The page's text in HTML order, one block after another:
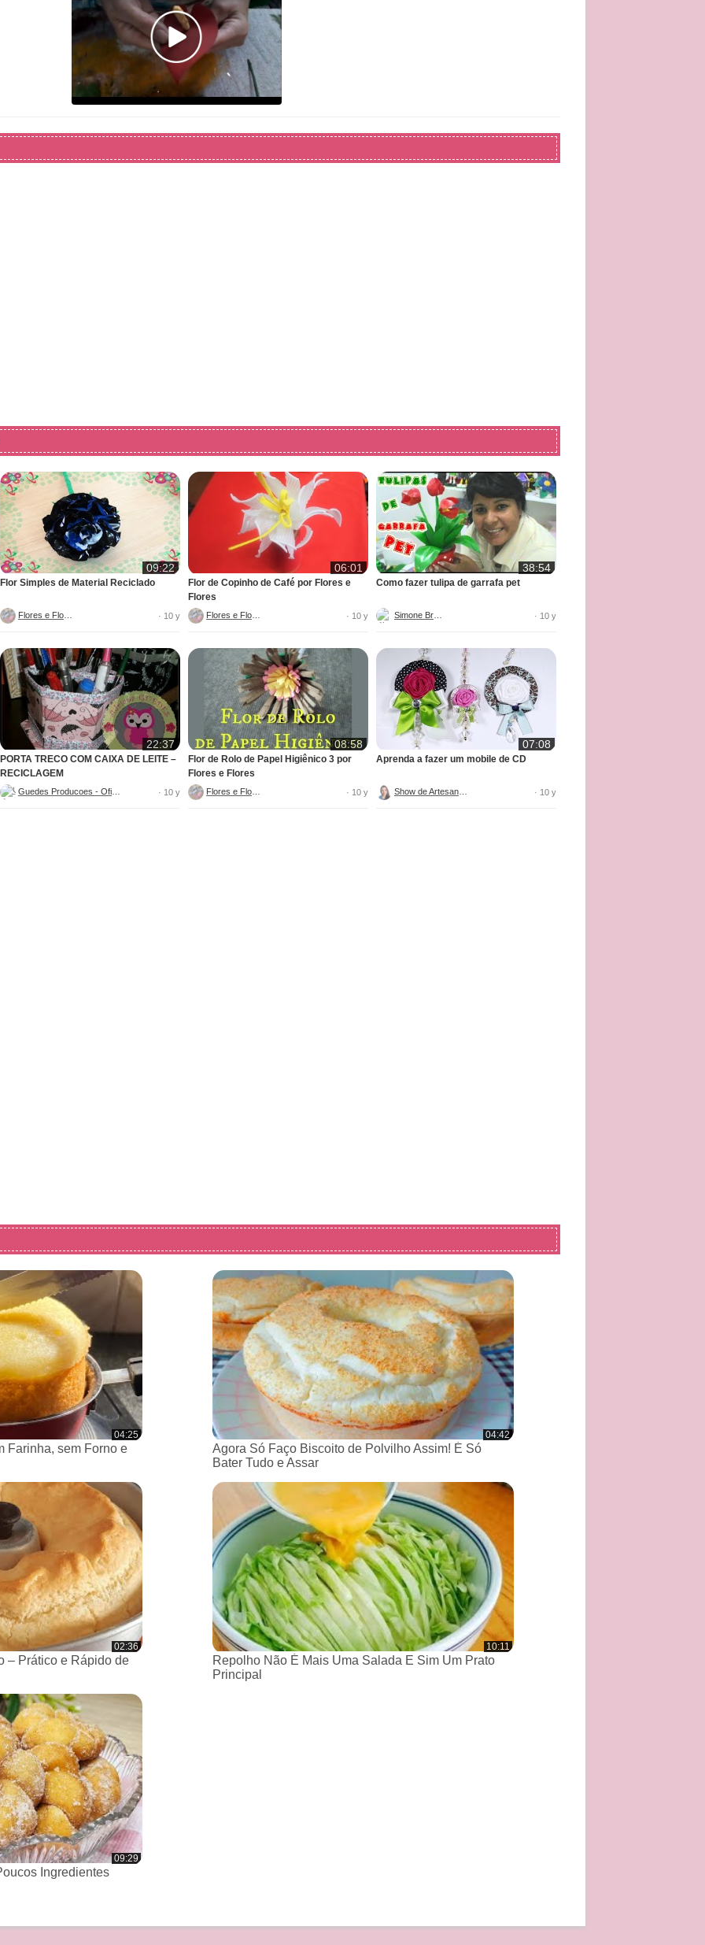
09:22
Flor Simples de Material Reciclado
· 10 y
06:01
Flor de Copinho de Café por Flores e
Flores
· 10 y
38:54
Como fazer tulipa de garrafa pet
· 10 y
22:37
PORTA TRECO COM CAIXA DE LEITE –
RECICLAGEM
· 10 y
08:58
Flor de Rolo de Papel Higiênico 3 por
Flores e Flores
· 10 y
07:08
Aprenda a fazer um mobile de CD
· 10 y
04:25
Farinha, sem Forno e
04:42
Agora Só Faço Biscoito de Polvilho Assim! É Só
Bater Tudo e Assar
02:36
– Prático e Rápido de
10:11
Repolho Não É Mais Uma Salada E Sim Um Prato
Principal
09:29
Ingredientes